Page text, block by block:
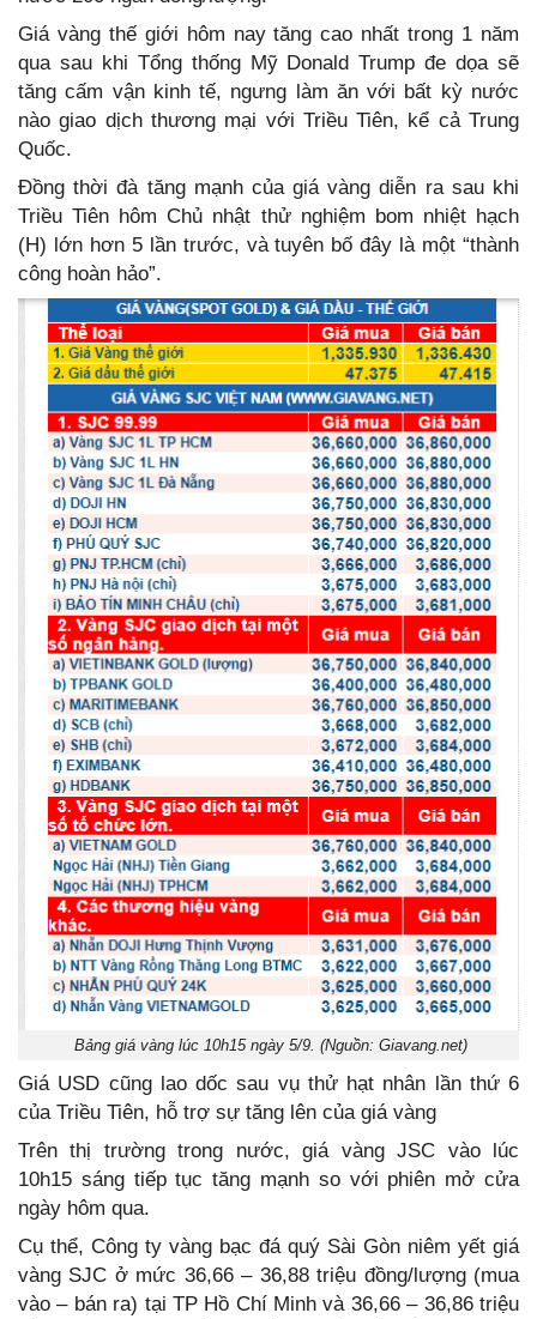
Giá vàng thế giới hôm nay tăng cao nhất trong 1 năm
qua sau khi Tổng thống Mỹ Donald Trump đe dọa sẽ
tăng cấm vận kinh tế, ngưng làm ăn với bất kỳ nước
nào giao dịch thương mại với Triều Tiên, kể cả Trung
Quốc.
Đồng thời đà tăng mạnh của giá vàng diễn ra sau khi
Triều Tiên hôm Chủ nhật thử nghiệm bom nhiệt hạch
(H) lớn hơn 5 lần trước, và tuyên bố đây là một “thành
công hoàn hảo”.
Bảng giá vàng lúc 10h15 ngày 5/9. (Nguồn: Giavang.net)
Giá USD cũng lao dốc sau vụ thử hạt nhân lần thứ 6
của Triều Tiên, hỗ trợ sự tăng lên của giá vàng
Trên thị trường trong nước, giá vàng JSC vào lúc
10h15 sáng tiếp tục tăng mạnh so với phiên mở cửa
ngày hôm qua.
Cụ thể, Công ty vàng bạc đá quý Sài Gòn niêm yết giá
vàng SJC ở mức 36,66 – 36,88 triệu đồng/lượng (mua
vào – bán ra) tại TP Hồ Chí Minh và 36,66 – 36,86 triệu